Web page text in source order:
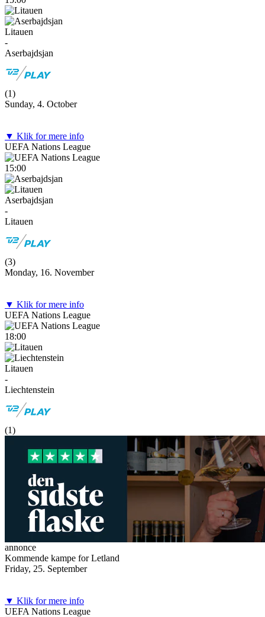
Litauen
-
Aserbajdsjan
(1)
Sunday, 4. October
▼ Klik for mere info
UEFA Nations League
15:00
Aserbajdsjan
-
Litauen
(3)
Monday, 16. November
▼ Klik for mere info
UEFA Nations League
18:00
Litauen
-
Liechtenstein
(1)
annonce
Kommende kampe for Letland
Friday, 25. September
▼ Klik for mere info
UEFA Nations League